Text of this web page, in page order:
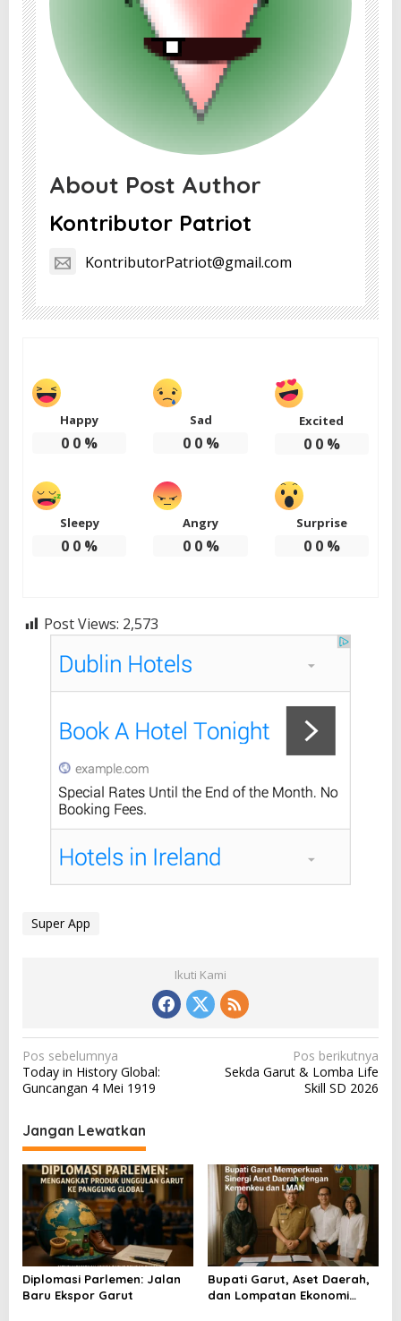
About Post Author
Kontributor Patriot
KontributorPatriot@gmail.com
Happy
0 0 %
Sad
0 0%
Excited
0 0%
Sleepy
0 0 %
Angry
0 0%
Surprise
0 0%
Post Views: 2,573
Super App
Ikuti Kami
N
a
i
g
a
s
i
p
o
s
Pos sebelumnya
Today in History Global:
Guncangan 4 Mei 1919
Pos berikutnya
Sekda Garut & Lomba Life
Skill SD 2026
Jangan Lewatkan
Diplomasi Parlemen: Jalan
Baru Ekspor Garut
Bupati Garut, Aset Daerah,
dan Lompatan Ekonomi